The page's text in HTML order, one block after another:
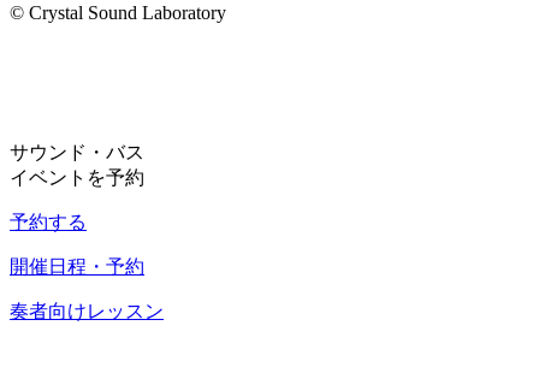
© Crystal Sound Laboratory
サウンド・バス
イベントを予約
予約する
開催日程・予約
奏者向けレッスン